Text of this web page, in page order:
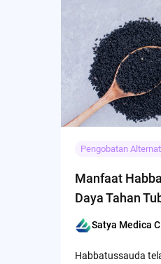
Pengobatan
Manfaat
Daya Tahan
Posted
Satya Medica
Habbatussauda